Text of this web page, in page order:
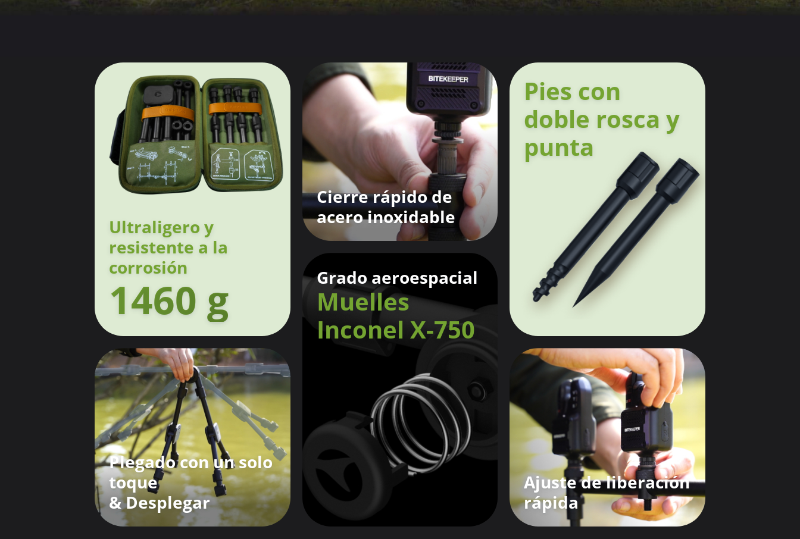
Ultraligero y
resistente a la
corrosión
1460 g
Plegado con un solo
toque
& Desplegar
Cierre rápido de
acero inoxidable
Grado aeroespacial
Muelles
Inconel X-750
Pies con
doble rosca y
punta
Ajuste de liberación
rápida